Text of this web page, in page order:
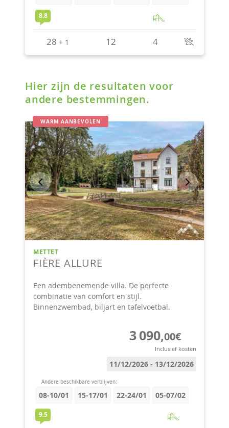
Hier zijn de resultaten voor
andere bestemmingen.